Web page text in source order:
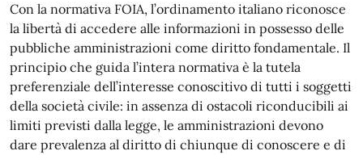
Con la normativa FOIA, l’ordinamento italiano riconosce
la libertà di accedere alle informazioni in possesso delle
pubbliche amministrazioni come diritto fondamentale. Il
principio che guida l’intera normativa è la tutela
preferenziale dell’interesse conoscitivo di tutti i soggetti
della società civile: in assenza di ostacoli riconducibili ai
limiti previsti dalla legge, le amministrazioni devono
dare prevalenza al diritto di chiunque di conoscere e di